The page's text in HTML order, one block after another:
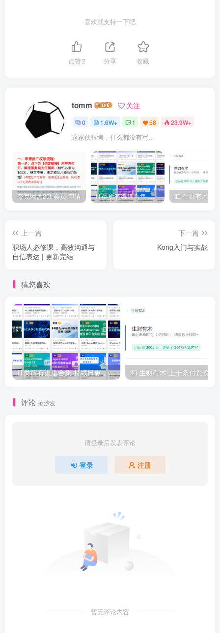
喜欢就支持一下吧
点赞2 分享 收藏
tomm 关注
0 1.6W+ 1 58 23.9W+
这家伙很懒，什么都没有写...
夸克网盘20t 会员 申请 IT类所有渠道合集 持续日更，目前近四千多条资源 年费用户微信私信获取权限
上一篇
职场人必修课，高效沟通与
自信表达 | 更新完结
下一篇
Kong入门与实战
猜您喜欢
IT类所有渠道合集 持续日更，目前近四千多条资源 年费用户微信私信获取权限
评论 抢沙发
请登录后发表评论
登录 注册
暂无评论内容